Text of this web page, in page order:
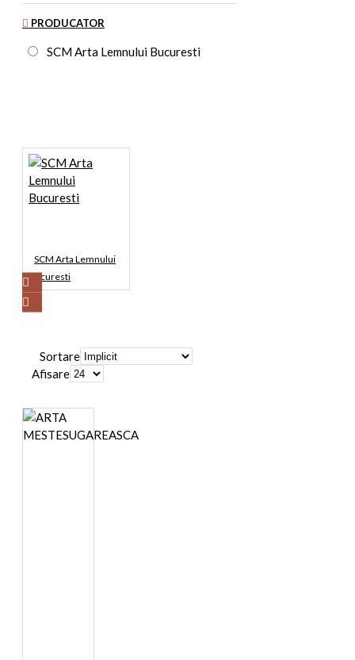
PRODUCATOR
SCM Arta Lemnului Bucuresti
SCM Arta Lemnului
Bucuresti
Sortare
Afisare